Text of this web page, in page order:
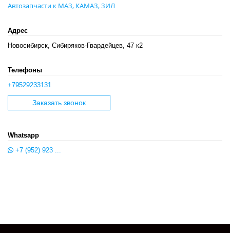
Автозапчасти к МАЗ, КАМАЗ, ЗИЛ
Адрес
Новосибирск, Сибиряков-Гвардейцев, 47 к2
Телефоны
+79529233131
Заказать звонок
Whatsapp
+7 (952) 923 ...